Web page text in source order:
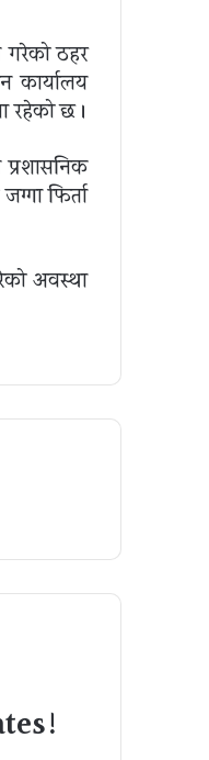
ठहर
कार्यालय
रहेको छ ।
प्रशासनिक
फिर्ता
अवस्था